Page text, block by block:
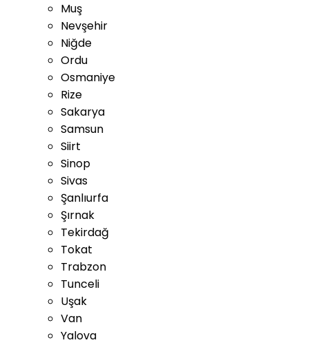
Muş
Nevşehir
Niğde
Ordu
Osmaniye
Rize
Sakarya
Samsun
Siirt
Sinop
Sivas
Şanlıurfa
Şırnak
Tekirdağ
Tokat
Trabzon
Tunceli
Uşak
Van
Yalova